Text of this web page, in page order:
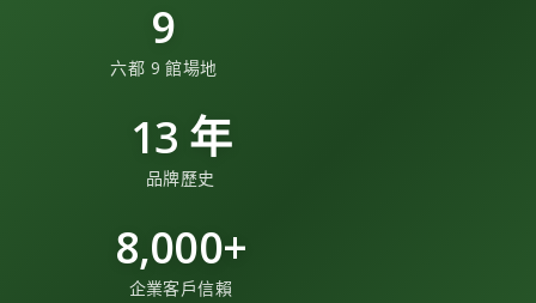
9
六都 9 館場地
13 年
品牌歷史
8,000+
企業客戶信賴